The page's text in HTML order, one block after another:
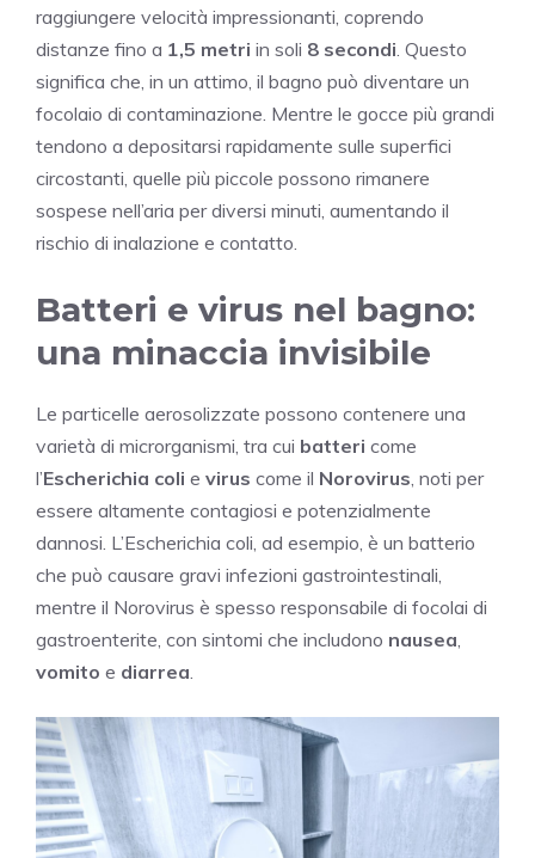
raggiungere velocità impressionanti, coprendo
distanze fino a 1,5 metri in soli 8 secondi. Questo
significa che, in un attimo, il bagno può diventare un
focolaio di contaminazione. Mentre le gocce più grandi
tendono a depositarsi rapidamente sulle superfici
circostanti, quelle più piccole possono rimanere
sospese nell’aria per diversi minuti, aumentando il
rischio di inalazione e contatto.
Batteri e virus nel bagno:
una minaccia invisibile
Le particelle aerosolizzate possono contenere una
varietà di microrganismi, tra cui batteri come
l’Escherichia coli e virus come il Norovirus, noti per
essere altamente contagiosi e potenzialmente
dannosi. L’Escherichia coli, ad esempio, è un batterio
che può causare gravi infezioni gastrointestinali,
mentre il Norovirus è spesso responsabile di focolai di
gastroenterite, con sintomi che includono nausea,
vomito e diarrea.